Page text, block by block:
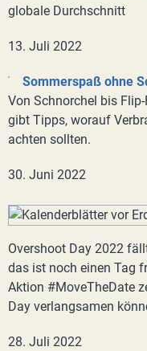
globale Durchschnitt
13. Juli 2022
Sommerspaß ohne
Von Schnorchel bis
gibt Tipps, worauf
achten sollten.
30. Juni 2022
Overshoot Day 2022
das ist noch einen Tag
Aktion #MoveTheDate
Day verlangsamen
28. Juli 2022